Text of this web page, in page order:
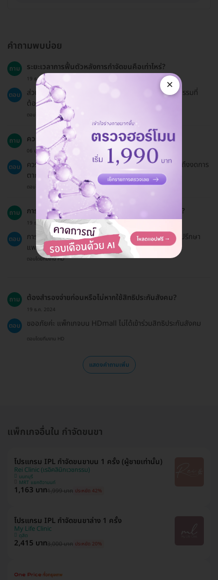
คำถามพบบ่อย
ถาม ระยะเวลาการฟื้นตัวหลังการกำจัดขนคือเท่าไหร่?
19 ธ.ค. 2024
ตอบ
ส่วนใหญ่จะไม่มีระยะเวลาฟื้นตัวที่ยาวนาน แต่ควรงดกิจกรรมที่
ต้องตากแดดประมาณ 1-2 สัปดาห์
ตอบโดยทีมงาน HD
ถาม ควรเตรียมตัวอย่างไรบ้างก่อนการกำจัดขน?
06 ม.ค. 2024
ตอบ
ควรงดทาครีมที่มีแอลกอฮอล์ งดการโกนและแว็กซ์ รวมถึงงดการ
ตากแดดเป็นเวลานานในช่วง 2 สัปดาห์ก่อนการบริการ
ตอบโดยทีมงาน HD
ถาม การกำจัดขนด้วย IPL เหมาะสำหรับทุกกลุ่มอายุหรือไม่?
19 ธ.ค. 2024
ตอบ
การกำจัดขนด้วย IPL สามารถทำได้ทุกกลุ่มอายุ แต่ควรปรึกษา
แพทย์เพื่อประเมินความเหมาะสมก่อนทำการรักษา
ตอบโดยทีมงาน HD
ถาม ต้องสำรองจ่ายก่อนหรือไม่หากใช้สิทธิประกันสังคม?
19 ธ.ค. 2024
ตอบ ขออภัยค่ะ แพ็กเกจบน HDmall ไม่ได้เข้าร่วมสิทธิประกันสังคม
ตอบโดยทีมงาน HD
แสดงคำถามเพิ่ม
แพ็กเกจอื่นใน กำจัดขนขา
โปรแกรม IPL กำจัดขนขาบน 1 ครั้ง (ผู้ชายเท่านั้น)
Rei Clinic (เรอิคลินิกเวชกรรม)
นนทบุรี
MRT แยกติวานนท์
1,163 บาท1,999 บาท ประหยัด 42%
โปรแกรม IPL กำจัดขนขาล่าง 1 ครั้ง
My Life Clinic
ดุสิต
2,415 บาท3,000 บาท ประหยัด 20%
×